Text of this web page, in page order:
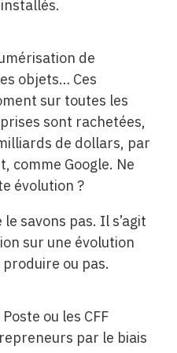
de
objets… Ces
sur toutes les
sont rachetées,
de dollars, par
comme Google. Ne
évolution ?
le savons pas. Il s’agit
sur une évolution
ou pas.
ou les CFF
par le biais